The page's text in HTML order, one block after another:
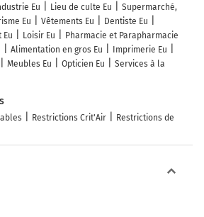
Eu Lieu de culte Eu
Supermarché,
Eu Vêtements Eu
Dentiste Eu
Eu Loisir Eu
Pharmacie et Parapharmacie
Alimentation en gros Eu
Imprimerie Eu
Meubles Eu Opticien Eu
Services à la
Restrictions Crit'Air
Restrictions de